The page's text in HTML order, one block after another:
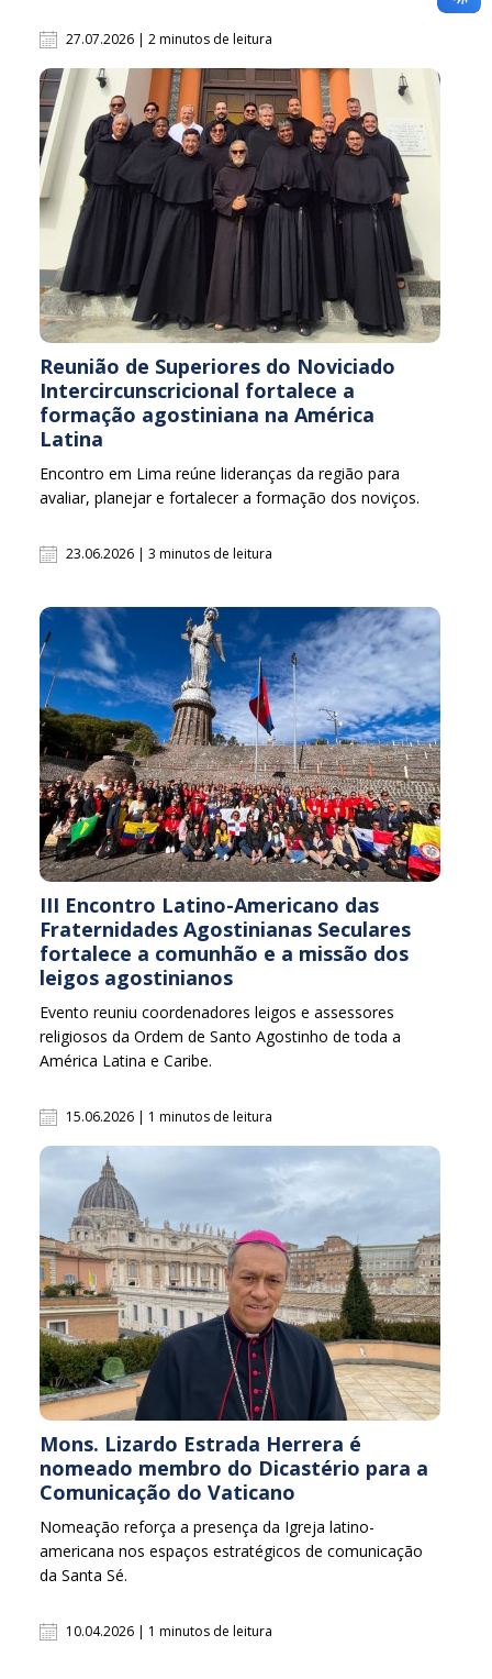
27.07.2026 | 2 minutos de leitura
Reunião de Superiores do Noviciado
Intercircunscricional fortalece a
formação agostiniana na América
Latina
Encontro em Lima reúne lideranças da região para
avaliar, planejar e fortalecer a formação dos noviços.
23.06.2026 | 3 minutos de leitura
III Encontro Latino-Americano das
Fraternidades Agostinianas Seculares
fortalece a comunhão e a missão dos
leigos agostinianos
Evento reuniu coordenadores leigos e assessores
religiosos da Ordem de Santo Agostinho de toda a
América Latina e Caribe.
15.06.2026 | 1 minutos de leitura
Mons. Lizardo Estrada Herrera é
nomeado membro do Dicastério para a
Comunicação do Vaticano
Nomeação reforça a presença da Igreja latino-
americana nos espaços estratégicos de comunicação
da Santa Sé.
10.04.2026 | 1 minutos de leitura